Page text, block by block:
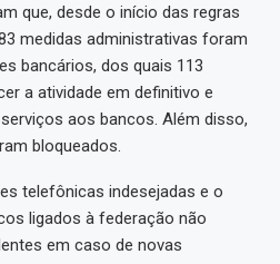
que, desde o início das regras
medidas administrativas foram
bancários, dos quais 113
a atividade em definitivo e
aos bancos. Além disso,
bloqueados.
telefônicas indesejadas e o
ligados à federação não
em caso de novas